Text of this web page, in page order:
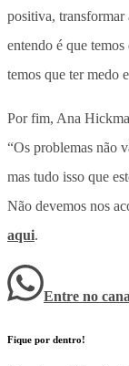
positiva, transformar
entendo é que
temos que ter medo
Por fim, Ana
“Os problemas não
mas tudo isso que
Não devemos nos
aqui.
Entre no
Fique por dentro!